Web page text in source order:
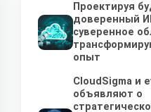
Проектируя
доверенный
суверенное
опыт
CloudSigma и
объявляют о